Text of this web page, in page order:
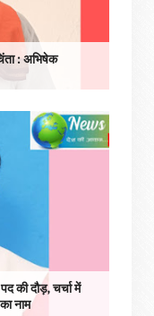
: अभिषेक
की दौड़, चर्चा में
नाम